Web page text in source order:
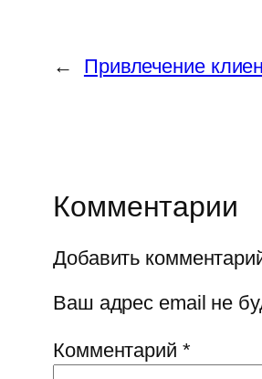
← Привлечение
Комментарии
Добавить
Ваш адрес email не
Комментарий *